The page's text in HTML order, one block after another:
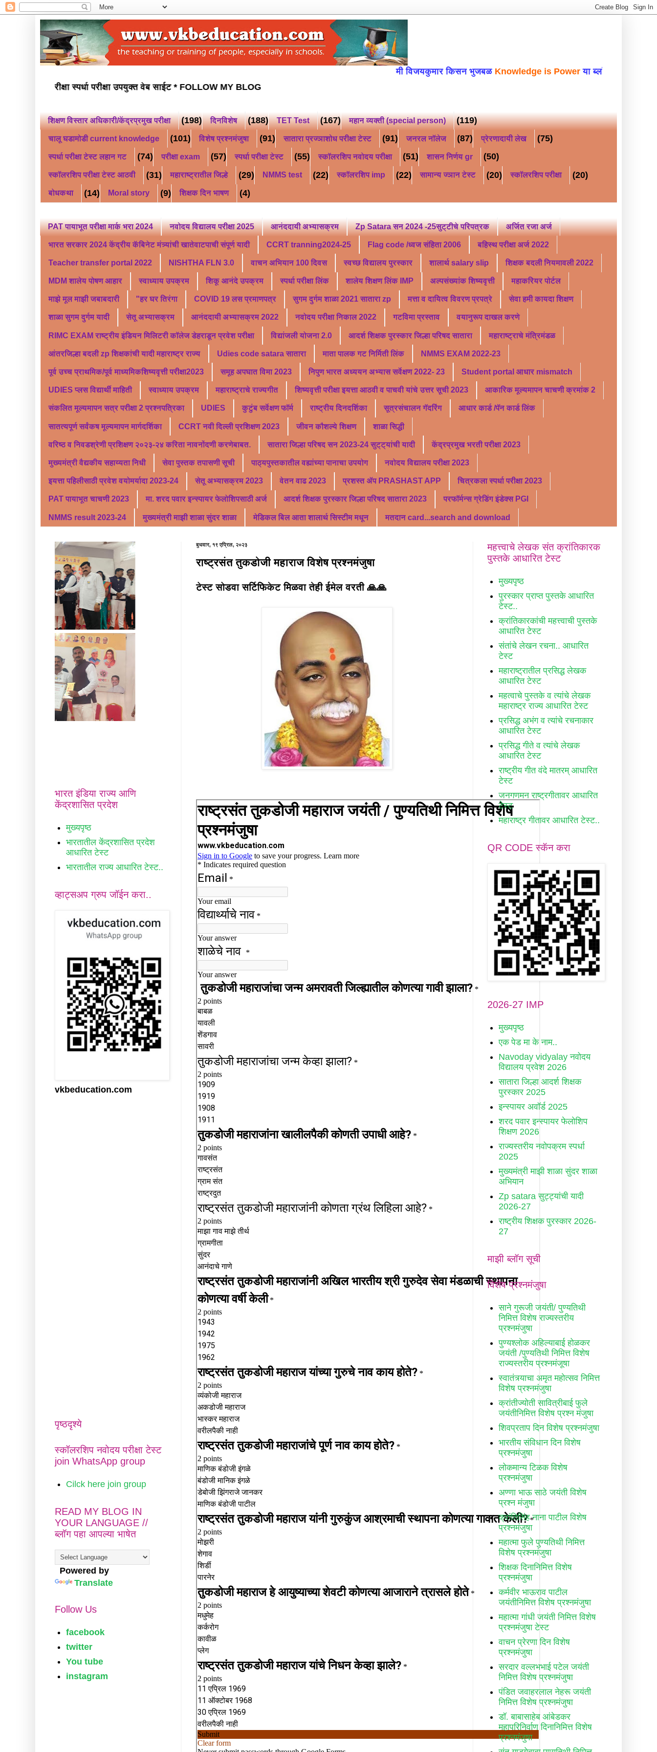
मी विजयकुमार किसन भुजबळKnowledge is Powerया ब्लॉगवर सहर्ष स्वागत करत
नवोदय परीक्षा स्कॉलरशिप परीक्षा स्पर्धा परीक्षा उपयुक्त वेब साईट *FOLLOW MY BLOG
शिक्षण विस्तार अधिकारी/केंद्रप्रमुख परीक्षा (198) दिनविशेष (188) TET Test (167) महान व्यक्ती (special person) (119)
चालू घडामोडी current knowledge (101) विशेष प्रश्नमंजुषा (91) सातारा प्रज्ञाशोध परीक्षा टेस्ट (91) जनरल नॉलेज (87) प्रेरणादायी लेख (75)
स्पर्धा परीक्षा टेस्ट लहान गट (74) परीक्षा exam (57) स्पर्धा परीक्षा टेस्ट (55) स्कॉलरशिप नवोदय परीक्षा (51) शासन निर्णय gr (50)
स्कॉलरशिप परीक्षा टेस्ट आठवी (31) महाराष्ट्रातील जिल्हे (29) NMMS test (22) स्कॉलरशिप imp (22) सामान्य ज्ञान टेस्ट (20) स्कॉलरशिप परीक्षा (20)
बोधकथा (14) Moral story (9) शिक्षक दिन भाषण (4)
PAT पायाभूत परीक्षा मार्क भरा 2024 नवोदय विद्यालय परीक्षा 2025 आनंददायी अभ्यासक्रम Zp Satara सन 2024 -25सुट्टीचे परिपत्रक अर्जित रजा अर्ज
भारत सरकार 2024 केंद्रीय कॅबिनेट मंत्र्यांची खातेवाटपाची संपूर्ण यादी CCRT tranning2024-25 Flag code /ध्वज संहिता 2006 बहिस्थ परीक्षा अर्ज 2022
Teacher transfer portal 2022 NISHTHA FLN 3.0 वाचन अभियान 100 दिवस स्वच्छ विद्यालय पुरस्कार शालार्थ salary slip शिक्षक बदली नियमावली 2022
MDM शालेय पोषण आहार स्वाध्याय उपक्रम शिकू आनंदे उपक्रम स्पर्धा परीक्षा लिंक शालेय शिक्षण लिंक IMP अल्पसंख्यांक शिष्यवृत्ती महाकरियर पोर्टल
माझे मूल माझी जबाबदारी "हर घर तिरंगा COVID 19 लस प्रमाणपत्र सुगम दुर्गम शाळा 2021 सातारा zp मत्ता व दायित्व विवरण प्रपत्रे सेवा हमी कायदा शिक्षण
शाळा सुगम दुर्गम यादी सेतू अभ्यासक्रम आनंददायी अभ्यासक्रम 2022 नवोदय परीक्षा निकाल 2022 गटविमा प्रस्ताव वयानुरूप दाखल करणे
RIMC EXAM राष्ट्रीय इंडियन मिलिटरी कॉलेज डेहराडून प्रवेश परीक्षा विद्यांजली योजना 2.0 आदर्श शिक्षक पुरस्कार जिल्हा परिषद सातारा महाराष्ट्राचे मंत्रिमंडळ
आंतरजिल्हा बदली zp शिक्षकांची यादी महाराष्ट्र राज्य Udies code satara सातारा माता पालक गट निर्मिती लिंक NMMS EXAM 2022-23
पूर्व उच्च प्राथमिक/पूर्व माध्यमिकशिष्यवृत्ती परीक्षा2023 समूह अपघात विमा 2023 निपुण भारत अध्ययन अभ्यास सर्वेक्षण 2022- 23 Student portal आधार mismatch
UDIES प्लस विद्यार्थी माहिती स्वाध्याय उपक्रम महाराष्ट्राचे राज्यगीत शिष्यवृत्ती परीक्षा इयत्ता आठवी व पाचवी यांचे उत्तर सूची 2023 आकारिक मूल्यमापन चाचणी क्रमांक 2
संकलित मूल्यमापन सत्र परीक्षा 2 प्रश्नपत्रिका UDIES कुटुंब सर्वेक्षण फॉर्म राष्ट्रीय दिनदर्शिका सूत्रसंचालन गॅदरिंग आधार कार्ड /पॅन कार्ड लिंक
सातत्यपूर्ण सर्वंकष मूल्यमापन मार्गदर्शिका CCRT नवी दिल्ली प्रशिक्षण 2023 जीवन कौशल्ये शिक्षण शाळा सिद्धी
वरिष्ठ व निवडश्रेणी प्रशिक्षण २०२३-२४ करिता नावनोंदणी करणेबाबत. सातारा जिल्हा परिषद सन 2023-24 सुट्ट्यांची यादी केंद्रप्रमुख भरती परीक्षा 2023
मुख्यमंत्री वैद्यकीय सहाय्यता निधी सेवा पुस्तक तपासणी सूची पाठ्यपुस्तकातील वह्यांच्या पानाचा उपयोग नवोदय विद्यालय परीक्षा 2023
इयत्ता पहिलीसाठी प्रवेश वयोमर्यादा 2023-24 सेतू अभ्यासक्रम 2023 वेतन वाढ 2023 प्रशस्त ॲप PRASHAST APP चित्रकला स्पर्धा परीक्षा 2023
PAT पायाभूत चाचणी 2023 मा. शरद पवार इन्स्पायर फेलोशिपसाठी अर्ज आदर्श शिक्षक पुरस्कार जिल्हा परिषद सातारा 2023 परफॉर्मन्स ग्रेडिंग इंडेक्स PGI
NMMS result 2023-24 मुख्यमंत्री माझी शाळा सुंदर शाळा मेडिकल बिल आता शालार्थ सिस्टीम मधून मतदान card...search and download
बुधवार, १९ एप्रिल, २०२३
राष्ट्रसंत तुकडोजी महाराज विशेष प्रश्नमंजुषा
टेस्ट सोडवा सर्टिफिकेट मिळवा तेही ईमेल वरती 🙏🙏
भारत इंडिया राज्य आणि
केंद्रशासित प्रदेश
मुख्यपृष्ठ
भारतातील केंद्रशासित प्रदेश
आधारित टेस्ट
भारतातील राज्य आधारित टेस्ट..
व्हाट्सअप ग्रुप जॉईन करा..
vkbeducation.com
पृष्ठदृश्ये
स्कॉलरशिप नवोदय परीक्षा टेस्ट
join WhatsApp group
Cilck here join group
READ MY BLOG IN
YOUR LANGUAGE //
ब्लॉग पहा आपल्या भाषेत
Powered by
Translate
Follow Us
facebook
twitter
You tube
instagram
महत्त्वाचे लेखक संत क्रांतिकारक
पुस्तके आधारित टेस्ट
मुख्यपृष्ठ
पुरस्कार प्राप्त पुस्तके आधारित
टेस्ट..
क्रांतिकारकांची महत्त्वाची पुस्तके
आधारित टेस्ट
संतांचे लेखन रचना.. आधारित
टेस्ट
महाराष्ट्रातील प्रसिद्ध लेखक
आधारित टेस्ट
महत्वाचे पुस्तके व त्यांचे लेखक
महाराष्ट्र राज्य आधारित टेस्ट
प्रसिद्ध अभंग व त्यांचे रचनाकार
आधारित टेस्ट
प्रसिद्ध गीते व त्यांचे लेखक
आधारित टेस्ट
राष्ट्रीय गीत वंदे मातरम् आधारित
टेस्ट
जनगणमन राष्ट्रगीतावर आधारित
टेस्ट
महाराष्ट्र गीतावर आधारित टेस्ट..
QR CODE स्कॅन करा
2026-27 IMP
मुख्यपृष्ठ
एक पेड मा के नाम..
Navoday vidyalay नवोदय
विद्यालय प्रवेश 2026
सातारा जिल्हा आदर्श शिक्षक
पुरस्कार 2025
इन्स्पायर अवॉर्ड 2025
शरद पवार इन्स्पायर फेलोशिप
शिक्षण 2026
राज्यस्तरीय नवोपक्रम स्पर्धा
2025
मुख्यमंत्री माझी शाळा सुंदर शाळा
अभियान
Zp satara सुट्ट्यांची यादी
2026-27
राष्ट्रीय शिक्षक पुरस्कार 2026-
27
माझी ब्लॉग सूची
विशेष प्रश्नमंजुषा
साने गुरूजी जयंती/ पुण्यतिथी
निमित्त विशेष राज्यस्तरीय
प्रश्नमंजुषा
पुण्यश्लोक अहिल्याबाई होळकर
जयंती /पुण्यतिथी निमित्त विशेष
राज्यस्तरीय प्रश्नमंजूषा
स्वातंत्र्याचा अमृत महोत्सव निमित्त
विशेष प्रश्नमंजुषा
क्रांतीज्योती सावित्रीबाई फुले
जयंतीनिमित्त विशेष प्रश्न मंजुषा
शिवप्रताप दिन विशेष प्रश्नमंजुषा
भारतीय संविधान दिन विशेष
प्रश्नमंजुषा
लोकमान्य टिळक विशेष
प्रश्नमंजुषा
अण्णा भाऊ साठे जयंती विशेष
प्रश्न मंजुषा
क्रांतिसिंह नाना पाटील विशेष
प्रश्नमंजुषा
महात्मा फुले पुण्यतिथी निमित्त
विशेष प्रश्नमंजुषा
शिक्षक दिनानिमित्त विशेष
प्रश्नमंजुषा
कर्मवीर भाऊराव पाटील
जयंतीनिमित्त विशेष प्रश्नमंजुषा
महात्मा गांधी जयंती निमित्त विशेष
प्रश्नमंजुषा टेस्ट
वाचन प्रेरणा दिन विशेष
प्रश्नमंजुषा
सरदार वल्लभभाई पटेल जयंती
निमित्त विशेष प्रश्नमंजुषा
पंडित जवाहरलाल नेहरू जयंती
निमित्त विशेष प्रश्नमंजुषा
डॉ. बाबासाहेब आंबेडकर
महापरिनिर्वाण दिनानिमित्त विशेष
प्रश्नमंजुषा